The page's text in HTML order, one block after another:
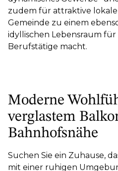
zudem für attraktive lokale
Gemeinde zu einem
idyllischen Lebensraum für
Berufstätige macht.
Moderne
verglastem
Bahnhofsnähe
Suchen Sie ein Zuhause,
mit einer ruhigen